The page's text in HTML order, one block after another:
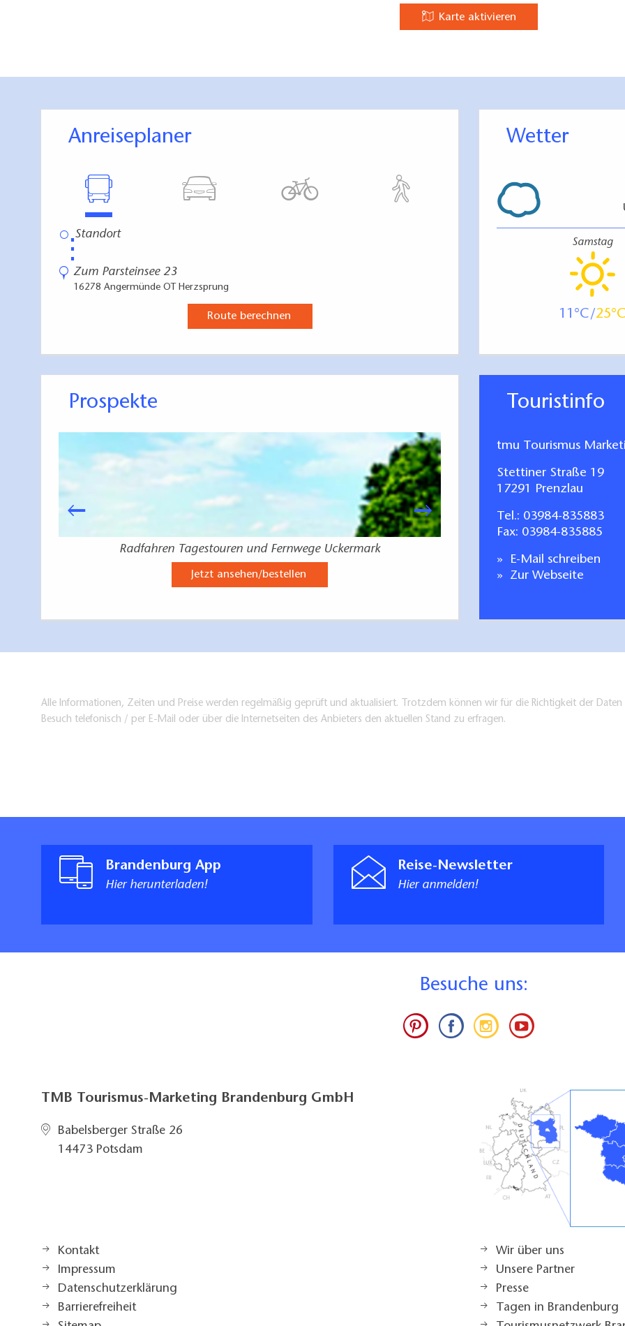
Karte aktivieren
Anreiseplaner
⋮
Zum Parsteinsee 23
16278 Angermünde OT Herzsprung
Route berechnen
Wetter
Samstag
11 25
Prospekte
Radfahren Tagestouren und Fernwege Uckermark
Jetzt ansehen/bestellen Jetzt
Touristinfo
tmu Tourismus
Stettiner Straße 19
17291 Prenzlau
Tel.: 03984-835883
Fax: 03984-835885
E-Mail schreiben
Zur Webseite
Alle Informationen, Zeiten und Preise werden regelmäßig geprüft und aktualisiert. Trotzdem können wir für die Richtigkeit der
Besuch telefonisch / per E-Mail oder über die Internetseiten des Anbieters den aktuellen Stand zu erfragen.
Brandenburg App
Hier herunterladen!
Reise-Newsletter
Hier anmelden!
Besuche uns:
TMB Tourismus-Marketing Brandenburg GmbH
Babelsberger Straße 26
14473 Potsdam
Kontakt
Impressum
Datenschutzerklärung
Barrierefreiheit
Wir über uns
Unsere Partner
Presse
Tagen in Brandenburg